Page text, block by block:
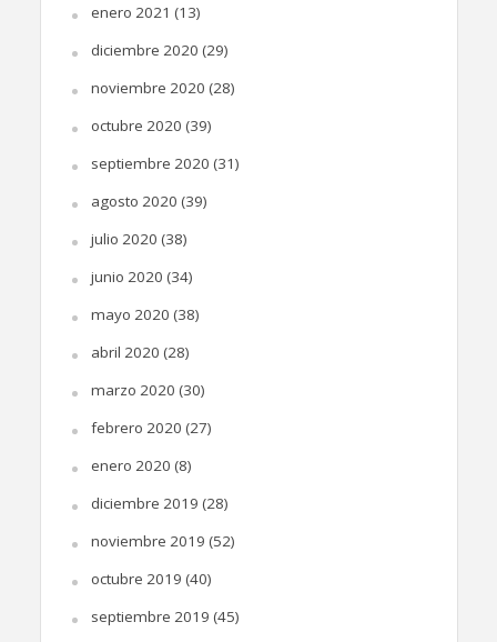
enero 2021 (13)
diciembre 2020 (29)
noviembre 2020 (28)
octubre 2020 (39)
septiembre 2020 (31)
agosto 2020 (39)
julio 2020 (38)
junio 2020 (34)
mayo 2020 (38)
abril 2020 (28)
marzo 2020 (30)
febrero 2020 (27)
enero 2020 (8)
diciembre 2019 (28)
noviembre 2019 (52)
octubre 2019 (40)
septiembre 2019 (45)